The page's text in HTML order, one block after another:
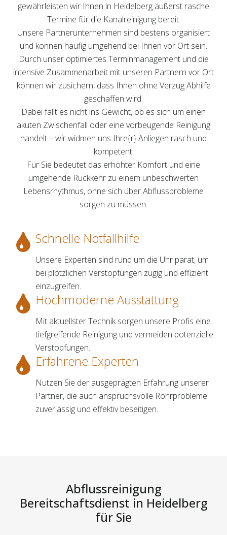
gewährleisten wir Ihnen in Heidelberg äußerst rasche
Termine für die Kanalreinigung bereit.
Unsere Partnerunternehmen sind bestens organisiert
und können häufig umgehend bei Ihnen vor Ort sein.
Durch unser optimiertes Terminmanagement und die
intensive Zusammenarbeit mit unseren Partnern vor Ort
können wir zusichern, dass Ihnen ohne Verzug Abhilfe
geschaffen wird.
Dabei fällt es nicht ins Gewicht, ob es sich um einen
akuten Zwischenfall oder eine vorbeugende Reinigung
handelt – wir widmen uns Ihre{r} Anliegen rasch und
kompetent.
Für Sie bedeutet das erhöhter Komfort und eine
umgehende Rückkehr zu einem unbeschwerten
Lebensrhythmus, ohne sich über Abflussprobleme
sorgen zu müssen.
Schnelle Notfallhilfe
Unsere Experten sind rund um die Uhr parat, um
bei plötzlichen Verstopfungen zügig und effizient
einzugreifen.
Hochmoderne Ausstattung
Mit aktuellster Technik sorgen unsere Profis eine
tiefgreifende Reinigung und vermeiden potenzielle
Verstopfungen.
Erfahrene Experten
Nutzen Sie der ausgeprägten Erfahrung unserer
Partner, die auch anspruchsvolle Rohrprobleme
zuverlässig und effektiv beseitigen.
Abflussreinigung
Bereitschaftsdienst in Heidelberg
für Sie